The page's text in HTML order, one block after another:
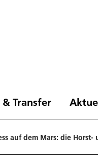
Transfer
auf dem Mars: die